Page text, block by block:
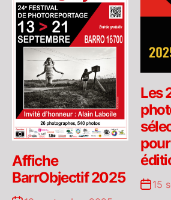
Affiche
BarrObjectif 2025
Les
15